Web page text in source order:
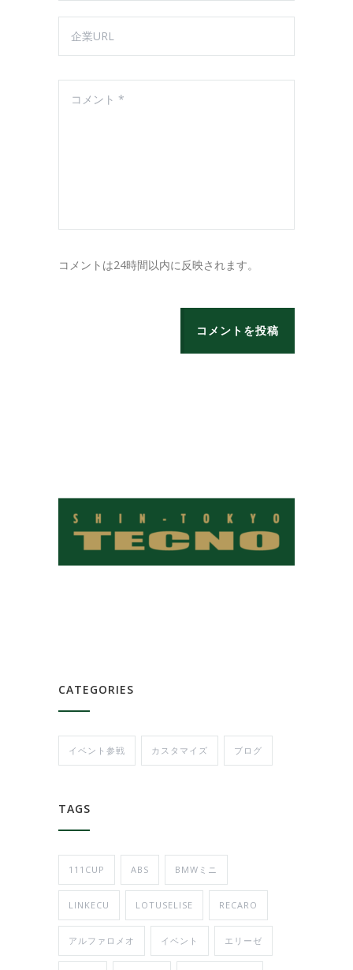
コメントは24時間以内に反映されます。
コメントを投稿
CATEGORIES
イベント参戦 カスタマイズ ブログ
TAGS
111CUP ABS BMWミニ
LINKECU LOTUSELISE RECARO
アルファロメオ イベント エリーゼ